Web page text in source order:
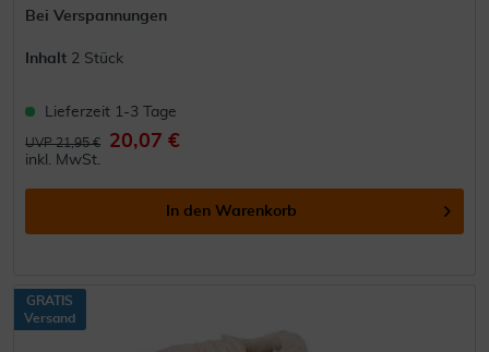
Bei Verspannungen
Inhalt 2 Stück
Lieferzeit 1-3 Tage
UVP 21,95 € 20,07 €
inkl. MwSt.
In den Warenkorb
GRATIS
Versand